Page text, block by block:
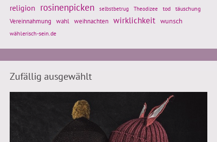
religion rosinenpicken selbstbetrug Theodizee tod täuschung
Vereinnahmung wahl weihnachten wirklichkeit wunsch
wählerisch-sein.de
Zufällig ausgewählt